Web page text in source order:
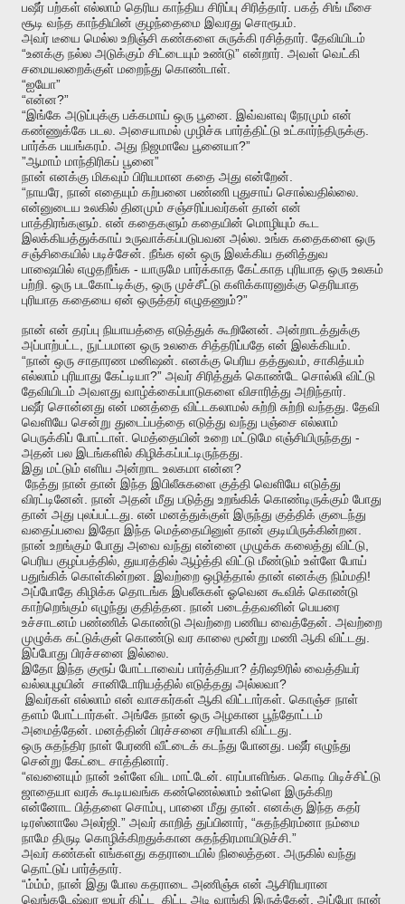
பஷீர் பற்கள் எல்லாம் தெரிய காந்திய சிரிப்பு சிரித்தார் பகத் சிங் மீசை
சூடி வந்த காந்தியின் குழந்தைமை இவரது சொரூபம்
அவர் டீயை மெல்ல உறிஞ்சி கண்களை சுருக்கி ரசித்தார் தேவியிடம்
“உனக்கு நல்ல அடுக்கும் சிட்டையும் உண்டு” என்றார் அவள் வெட்கி
சமையலறைக்குள் மறைந்து கொண்டாள்
“ஐயோ”
“என்ன?”
“இங்கே அடுப்புக்கு பக்கமாய் ஒரு பூனை இவ்வளவு நேரமும் என்
கண்ணுக்கே படல அசையாமல் முழிச்சு பார்த்திட்டு உட்கார்ந்திருக்கு
பார்க்க பயங்கரம் அது நிஜமாவே பூனையா?”
”ஆமாம் மாந்திரிகப் பூனை”
நான் எனக்கு மிகவும் பிரியமான கதை அது என்றேன்
“நாயரே நான் எதையும் கற்பனை பண்ணி புதுசாய் சொல்வதில்லை
என்னுடைய உலகில் தினமும் சஞ்சரிப்பவர்கள் தான் என்
பாத்திரங்களும் என் கதைகளும் கதையின் மொழியும் கூட
இலக்கியத்துக்காய் உருவாக்கப்படுபவன அல்ல உங்க கதைகளை ஒரு
சஞ்சிகையில் படிச்சேன் நீங்க ஏன் ஒரு இலக்கிய தனித்துவ
பாஷையில் எழுதறீங்க - யாருமே பார்க்காத கேட்காத புரியாத ஒரு உலகம்
பற்றி ஒரு படகோட்டிக்கு ஒரு முச்சீட்டு களிக்காரனுக்கு தெரியாத
புரியாத கதையை ஏன் ஒருத்தர் எழுதணும்?”
நான் என் தரப்பு நியாயத்தை எடுத்துக் கூறினேன் அன்றாடத்துக்கு
அப்பாற்பட்ட
நுட்பமான ஒரு உலகை சித்தரிப்பதே என் இலக்கியம்
“நான் ஒரு சாதாரண மனிஷன் எனக்கு பெரிய தத்துவம் சாகித்யம்
எல்லாம் புரியாது கேட்டியா?” அவர் சிரித்துக் கொண்டே சொல்லி விட்டு
தேவியிடம் அவளது வாழ்க்கைப்பாடுகளை விசாரித்து அறிந்தார்
பஷீர் சொன்னது என் மனத்தை விட்டகலாமல் சுற்றி சுற்றி வந்தது தேவி
வெளியே சென்று துடைப்பத்தை எடுத்து வந்து பஞ்சை எல்லாம்
பெருக்கிப் போட்டாள் மெத்தையின் உறை மட்டுமே எஞ்சியிருந்தது -
அதன் பல இடங்களில் கிழிக்கப்பட்டிருந்தது
இது மட்டும் எளிய அன்றாட உலகமா என்ன?
நேத்து நான் தான் இந்த இபிலீசுகளை குத்தி வெளியே எடுத்து
விரட்டினேன் நான் அதன் மீது படுத்து உறங்கிக் கொண்டிருக்கும் போது
தான் அது புலப்பட்டது என் மனத்துக்குள் இருந்து குத்திக் குடைந்து
வதைப்பவை இதோ இந்த மெத்தையினுள் தான் குடியிருக்கின்றன
நான் உறங்கும் போது அவை வந்து என்னை முழுக்க கலைத்து விட்டு
பெரிய குழப்பத்தில் துயரத்தில் ஆழ்த்தி விட்டு மீண்டும் உள்ளே போய்
பதுங்கிக் கொள்கின்றன இவற்றை ஒழித்தால் தான் எனக்கு நிம்மதி!
அப்போதே கிழிக்க தொடங்க இபலீசுகள் ஓவென கூவிக் கொண்டு
காற்றெங்கும் எழுந்து குதித்தன நான் படைத்தவனின் பெயரை
உச்சாடனம் பண்ணிக் கொண்டு அவற்றை பணிய வைத்தேன் அவற்றை
முழுக்க கட்டுக்குள் கொண்டு வர காலை மூன்று மணி ஆகி விட்டது
இப்போது பிரச்சனை இல்லை
இதோ இந்த குரூப் போட்டாவைப் பார்த்தியா? த்ரிஷூரில் வைத்தியர்
வல்லபுழயின் சானிடோரியத்தில் எடுத்தது அல்லவா?
இவர்கள் எல்லாம் என் வாசகர்கள் ஆகி விட்டார்கள் கொஞ்ச நாள்
தளம் போட்டார்கள் அங்கே நான் ஒரு அழகான பூந்தோட்டம்
அமைத்தேன் மனத்தின் பிரச்சனை சரியாகி விட்டது
ஒரு சுதந்திர நாள் பேரணி வீட்டைக் கடந்து போனது பஷீர் எழுந்து
சென்று கேட்டை சாத்தினார்
“எவனையும் நான் உள்ளே விட மாட்டேன் எரப்பாளிங்க கொடி பிடிச்சிட்டு
ஜாதையா வரக் கூடியவங்க கண்ணெல்லாம் உள்ளெ இருக்கிற
என்னோட
பித்தளை சொம்பு பானை மீது தான் எனக்கு இந்த கதர்
டிரஸ்னாலே அலர்ஜி .” அவர் காறித் துப்பினார் , “சுதந்திரம்னா நம்மை
நாமே திருடி கொழிக்கிறதுக்கான சுதந்திரமாயிடுச்சி .”
அவர் கண்கள் எங்களது கதராடையில் நிலைத்தன அருகில் வந்து
தொட்டுப் பார்த்தார்
“ம்ம்ம் நான் இது போல கதராடை அணிஞ்சு என் ஆசிரியரான
வெங்கடேஷ்வர ஐயர் கிட்ட கிட்ட அடி வாங்கி இருக்கேன் அப்போ நான்